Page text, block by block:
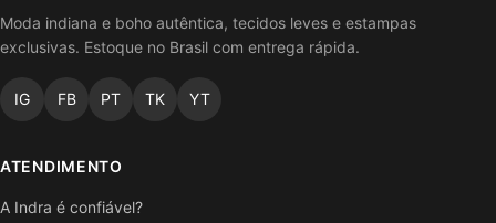
Moda indiana e boho autêntica, tecidos leves e estampas
exclusivas. Estoque no Brasil com entrega rápida.
IG FB PT TK YT
ATENDIMENTO
A Indra é confiável?